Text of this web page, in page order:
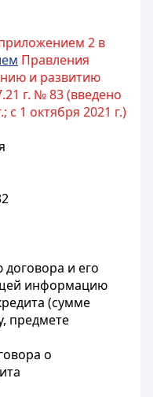
2 в
Правления
и развитию
г. № 83 (введено
с 1 октября 2021 г.)
и его
информацию
(сумме
предмете
о